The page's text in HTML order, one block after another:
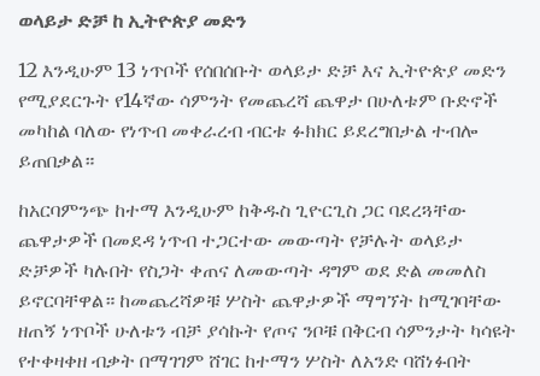
ወላይታ ድቻ ከ ኢትዮጵያ መድን
12 እንዲሁም 13 ነጥቦች የሰበሰቡት ወላይታ ድቻ እና ኢትዮጵያ መድን
የሚያደርጉት የ14ኛው ሳምንት የመጨረሻ ጨዋታ በሁለቱም ቡድኖች
መካከል ባለው የነጥብ መቀራረብ ብርቱ ፉክክር ይደረግበታል ተብሎ
ይጠበቃል።
ከአርባምንጭ ከተማ እንዲሁም ከቅዱስ ጊዮርጊስ ጋር ባደረጓቸው
ጨዋታዎች በመደዳ ነጥብ ተጋርተው መውጣት የቻሉት ወላይታ
ድቻዎች ካሉበት የስጋት ቀጠና ለመውጣት ዳግም ወደ ድል መመለስ
ይኖርባቸዋል። ከመጨረሻዎቹ ሦስት ጨዋታዎች ማግኘት ከሚገባቸው
ዘጠኝ ነጥቦች ሁለቱን ብቻ ያሳኩት የጦና ንቦቹ በቅርብ ሳምንታት ካሳዩት
የተቀዛቀዘ ብቃት በማገገም ሸገር ከተማን ሦስት ለአንድ ባሸነፉበት